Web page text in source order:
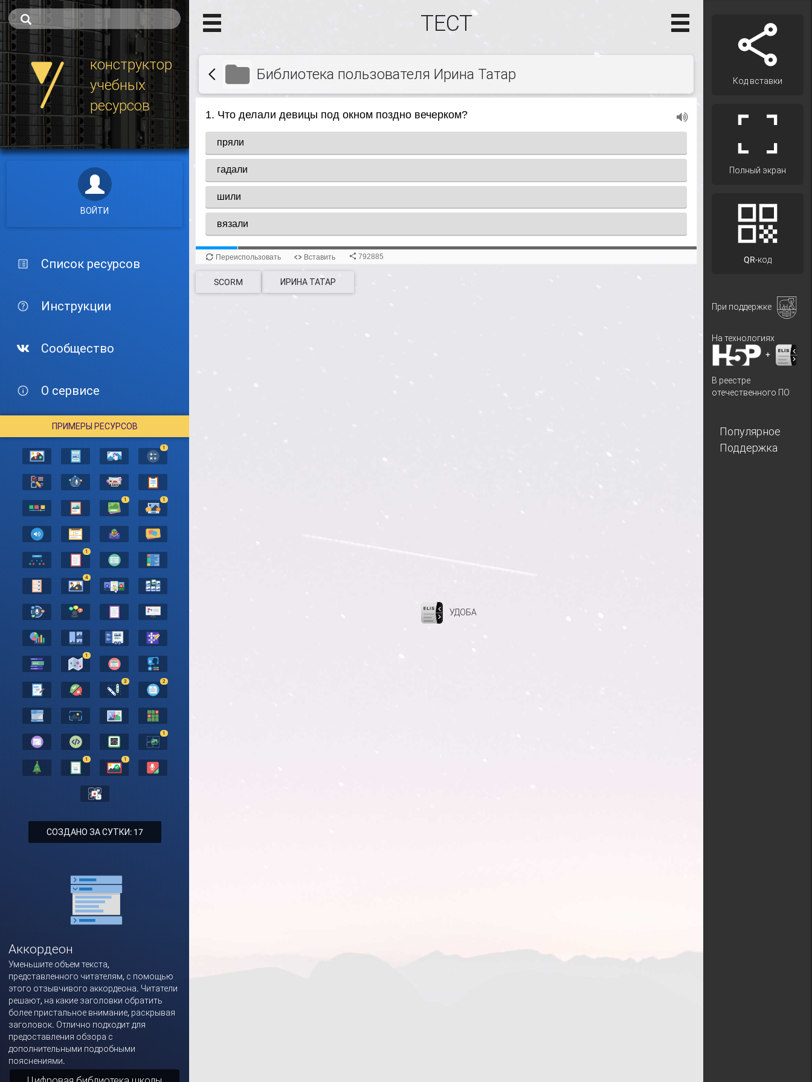
конструктор
учебных
ресурсов
ВОЙТИ
Список ресурсов
Инструкции
Сообщество
О сервисе
ПРИМЕРЫ РЕСУРСОВ
1
1 1
1
4
1
3 2
1
1 1
СОЗДАНО ЗА СУТКИ: 17
Аккордеон
Уменьшите объем текста,
представленного читателям, с помощью
этого отзывчивого аккордеона. Читатели
решают, на какие заголовки обратить
более пристальное внимание, раскрывая
заголовок. Отлично подходит для
предоставления обзора с
дополнительными подробными
пояснениями.
ТЕСТ
Библиотека пользователя Ирина Татар
SCORM ИРИНА ТАТАР
УДОБА
Код вставки
Полный экран
QR-код
При поддержке
На технологиях
+
В реестре
отечественного ПО
Популярное
Поддержка